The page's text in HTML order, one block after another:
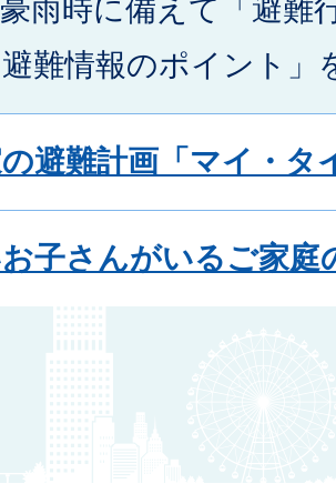
雨時に備えて「避難
難情報のポイント」
避難計画「マイ・タ
子さんがいるご家庭